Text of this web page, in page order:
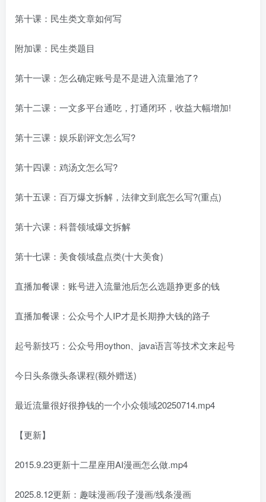
第十课：民生类文章如何写
附加课：民生类题目
第十一课：怎么确定账号是不是进入流量池了?
第十二课：一文多平台通吃，打通闭环，收益大幅增加!
第十三课：娱乐剧评文怎么写?
第十四课：鸡汤文怎么写?
第十五课：百万爆文拆解，法律文到底怎么写?(重点)
第十六课：科普领域爆文拆解
第十七课：美食领域盘点类(十大美食)
直播加餐课：账号进入流量池后怎么选题挣更多的钱
直播加餐课：公众号个人IP才是长期挣大钱的路子
起号新技巧：公众号用oython、java语言等技术文来起号
今日头条微头条课程(额外赠送)
最近流量很好很挣钱的一个小众领域20250714.mp4
【更新】
2015.9.23更新十二星座用AI漫画怎么做.mp4
2025.8.12更新：趣味漫画/段子漫画/线条漫画